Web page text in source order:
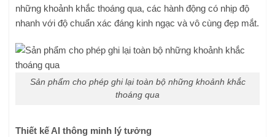
những khoảnh khắc thoáng qua, các hành động có nhịp độ
nhanh với độ chuẩn xác đáng kinh ngạc và vô cùng đẹp mắt.
Sản phẩm cho phép ghi lại toàn bộ những khoảnh khắc
thoáng qua
Thiết kế AI thông minh lý tưởng